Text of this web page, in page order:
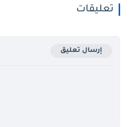
تعليقات
إرسال تعليق